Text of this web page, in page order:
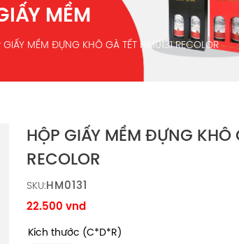
MỀM
GIẤY MỀM ĐỰNG KHÔ GÀ TẾT HM0131 RECOLOR
HỘP GIẤY MỀM ĐỰNG KHÔ
RECOLOR
SKU:HM0131
22.500 vnd
Kích thước (C*D*R)